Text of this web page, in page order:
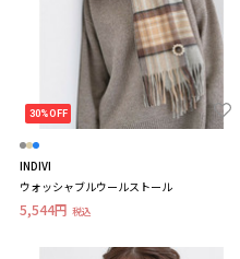
30%OFF
INDIVI
ウォッシャブルウールストール
5,544円 税込